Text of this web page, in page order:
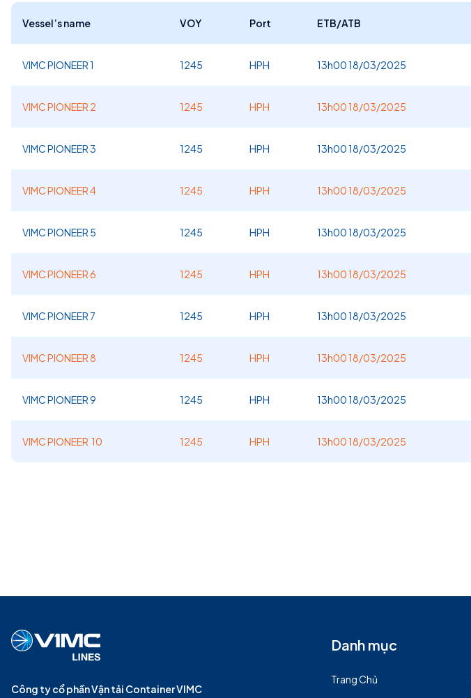
Vessel’s name VOY Port ETB/ATB
VIMC PIONEER 1 1245 HPH 13h00 18/03/2025
VIMC PIONEER 2 1245 HPH 13h00 18/03/2025
VIMC PIONEER 3 1245 HPH 13h00 18/03/2025
VIMC PIONEER 4 1245 HPH 13h00 18/03/2025
VIMC PIONEER 5 1245 HPH 13h00 18/03/2025
VIMC PIONEER 6 1245 HPH 13h00 18/03/2025
VIMC PIONEER 7 1245 HPH 13h00 18/03/2025
VIMC PIONEER 8 1245 HPH 13h00 18/03/2025
VIMC PIONEER 9 1245 HPH 13h00 18/03/2025
VIMC PIONEER 10 1245 HPH 13h00 18/03/2025
Công ty cổ phần Vận tải Container VIMC
Danh mục
Trang Chủ